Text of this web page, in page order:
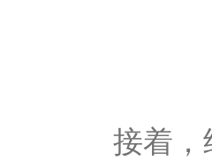
接着，